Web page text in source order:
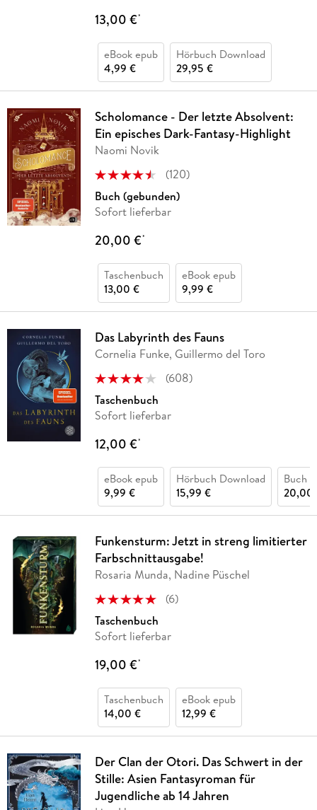
13,00 €*
eBook epub
4,99 €
Hörbuch Download
29,95 €
Scholomance - Der letzte Absolvent:
Ein episches Dark-Fantasy-Highlight
Naomi Novik
(120)
Buch (gebunden)
Sofort lieferbar
20,00 €*
Taschenbuch
13,00 €
eBook epub
9,99 €
Das Labyrinth des Fauns
Cornelia Funke, Guillermo del Toro
(608)
Taschenbuch
Sofort lieferbar
12,00 €*
eBook epub
9,99 €
Hörbuch Download
15,99 €
Buch
20,00
Funkensturm: Jetzt in streng limitierter
Farbschnittausgabe!
Rosaria Munda, Nadine Püschel
(6)
Taschenbuch
Sofort lieferbar
19,00 €*
Taschenbuch
14,00 €
eBook epub
12,99 €
Der Clan der Otori. Das Schwert in der
Stille: Asien Fantasyroman für
Jugendliche ab 14 Jahren